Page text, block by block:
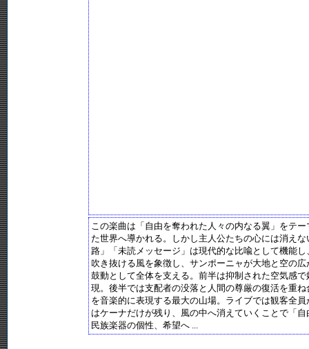
この楽曲は「自由を奪われた人々の内なる翼」をテ
た世界へ導かれる。しかし主人公たちの心には消え
路」「未読メッセージ」は現代的な比喩として機能
吹き抜ける風を象徴し、サンポーニャが大地と空の
鼓動として全体を支える。前半は抑制された空気感
現。後半では支配者の没落と人間の尊厳の復活を重
を音楽的に表現する最大の山場。ライブでは観客全
はケーナだけが残り、風の中へ消えていくことで「
民族楽器の個性、希望へ ...